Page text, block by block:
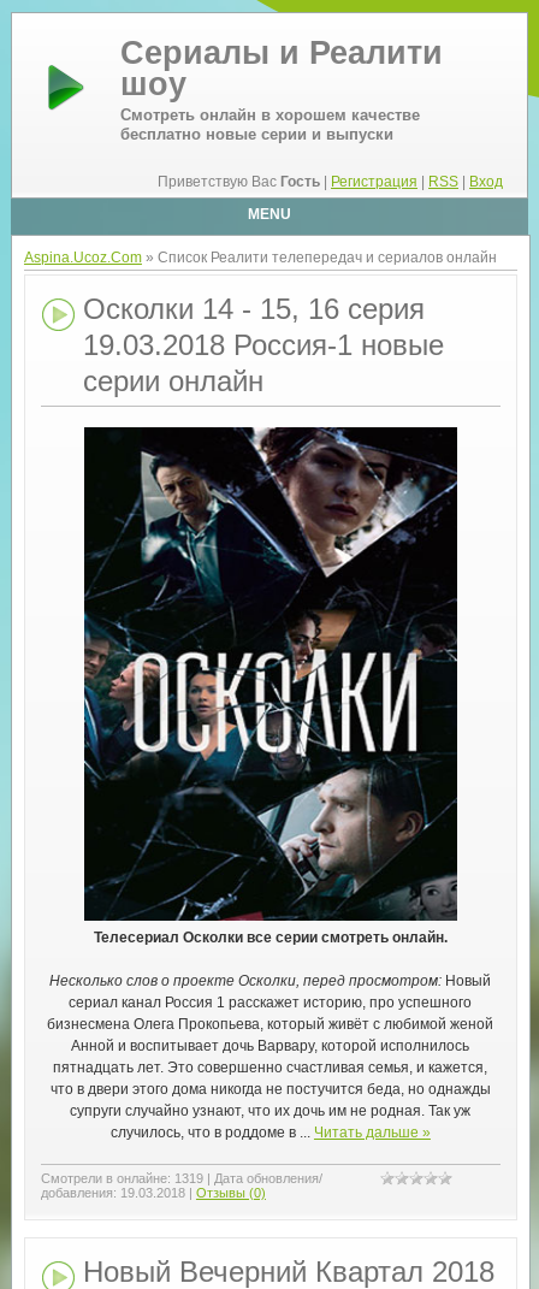
Сериалы и Реалити
шоу
Смотреть онлайн в хорошем качестве
бесплатно новые серии и выпуски
Приветствую Вас Гость Регистрация RSS
Вход
MENU
Aspina.Ucoz.Com» Список Реалити телепередач и сериалов онлайн
Осколки 14 - 15, 16 серия
19.03.2018 Россия-1 новые
серии онлайн
Телесериал Осколки все серии смотреть онлайн.
Несколько слов о проекте Осколки, перед просмотром: Новый
сериал канал Россия 1 расскажет историю, про успешного
бизнесмена Олега Прокопьева, который живёт с любимой женой
Анной и воспитывает дочь Варвару, которой исполнилось
пятнадцать лет. Это совершенно счастливая семья, и кажется,
что в двери этого дома никогда не постучится беда, но однажды
супруги случайно узнают, что их дочь им не родная. Так уж
случилось, что в роддоме в
Читать дальше »
Смотрели в онлайне: 1319| Дата обновления/
добавления: 19.03.2018 | Отзывы (0)
Новый Вечерний Квартал 2018